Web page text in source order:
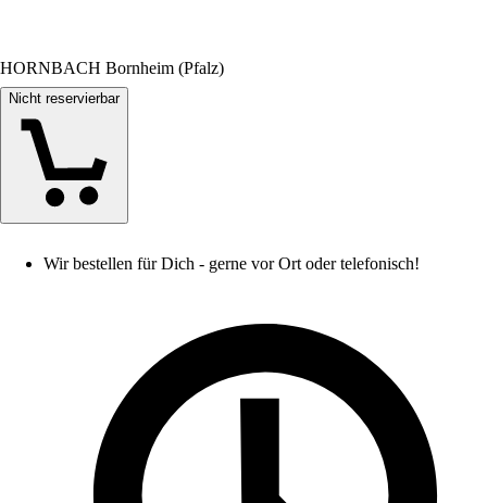
HORNBACH Bornheim (Pfalz)
Nicht reservierbar
Wir bestellen für Dich - gerne vor Ort oder telefonisch!